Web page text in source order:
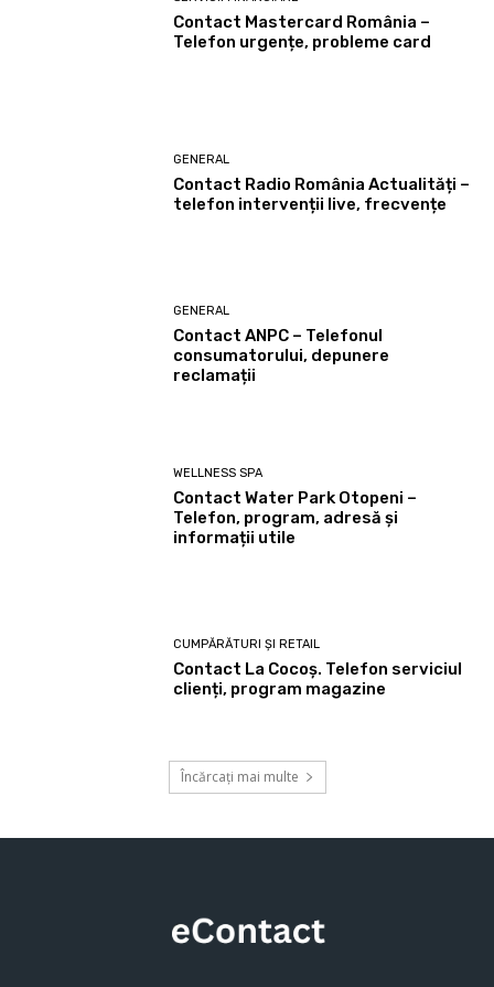
Contact Mastercard România –
Telefon urgențe, probleme card
GENERAL
Contact Radio România Actualități –
telefon intervenții live, frecvențe
GENERAL
Contact ANPC – Telefonul
consumatorului, depunere
reclamații
WELLNESS SPA
Contact Water Park Otopeni –
Telefon, program, adresă și
informații utile
CUMPĂRĂTURI ȘI RETAIL
Contact La Cocoș. Telefon serviciul
clienți, program magazine
Încărcați mai multe